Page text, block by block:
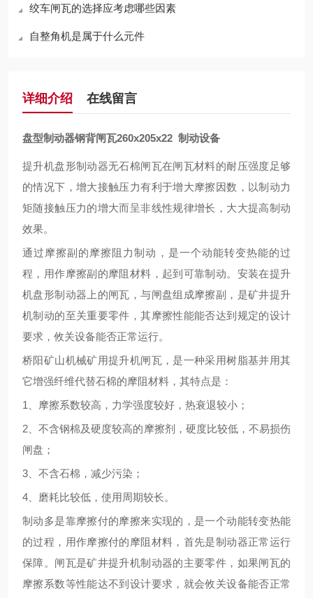
绞车闸瓦的选择应考虑哪些因素
自整角机是属于什么元件
详细介绍 在线留言
盘型制动器钢背闸瓦260x205x22 制动设备
提升机盘形制动器无石棉闸瓦在闸瓦材料的耐压强度足够
的情况下 ， 增大接触压力有利于增大摩擦因数，以制动力
矩随接触压力的增大而呈非线性规律增长，大大提高制动
效果。
通过摩擦副的摩擦阻力制动，是一个动能转变热能的过
程，用作摩擦副的摩阻材料， 起到 可靠制动。安装在提升
机盘形制动器上的闸瓦，与闸盘组成摩擦副，是矿井提升
机制动的至关重要零件，其摩擦性能能否达到规定的设计
要求，攸关设备能否正常运行。
桥阳矿山机械矿用提升机闸瓦，是一种采用树脂基并用其
它增强纤维代替石棉的摩阻材料，其特点是：
1、摩擦系数较高，力学强度较好，热衰退较小；
2、不含钢棉及硬度较高的 摩擦剂，硬度比较低，不易损伤
闸盘；
3、不含石棉， 减少污染 ；
4、磨耗比较低，使用周期较长。
制动多是靠摩擦付的摩擦来实现的，是一个动能转变热能
的过程，用作摩擦付的摩阻材料，首先是制动器正常运行
保障。闸瓦是矿井提升机制动器的主要零件，如果闸瓦的
摩擦系数等性能达不到设计要求，就会攸关设备能否正常